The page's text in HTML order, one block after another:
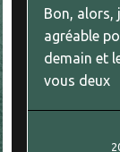
Bon, alors,
agréable
demain et
vous deux